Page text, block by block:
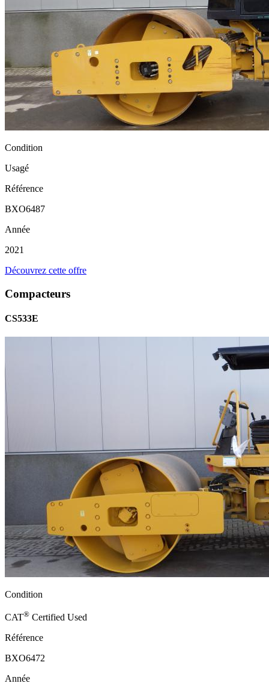
Condition
Usagé
Référence
BXO6487
Année
2021
Découvrez cette offre
Compacteurs
CS533E
Condition
CAT® Certified Used
Référence
BXO6472
Année